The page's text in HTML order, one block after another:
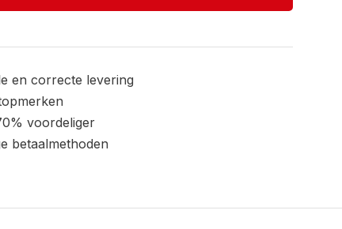
en correcte levering
voordeliger
betaalmethoden